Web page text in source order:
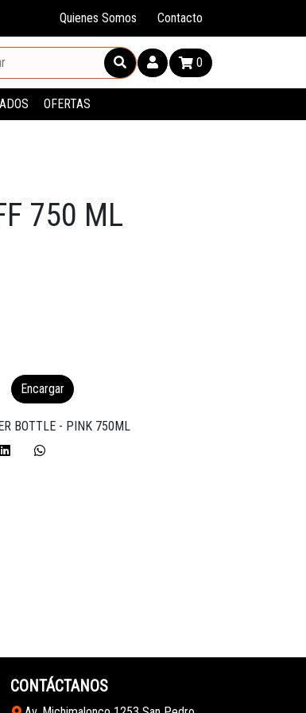
Quienes Somos Contacto
0
OFERTAS
750 ML
Encargar
BOTTLE - PINK 750ML
CONTÁCTANOS